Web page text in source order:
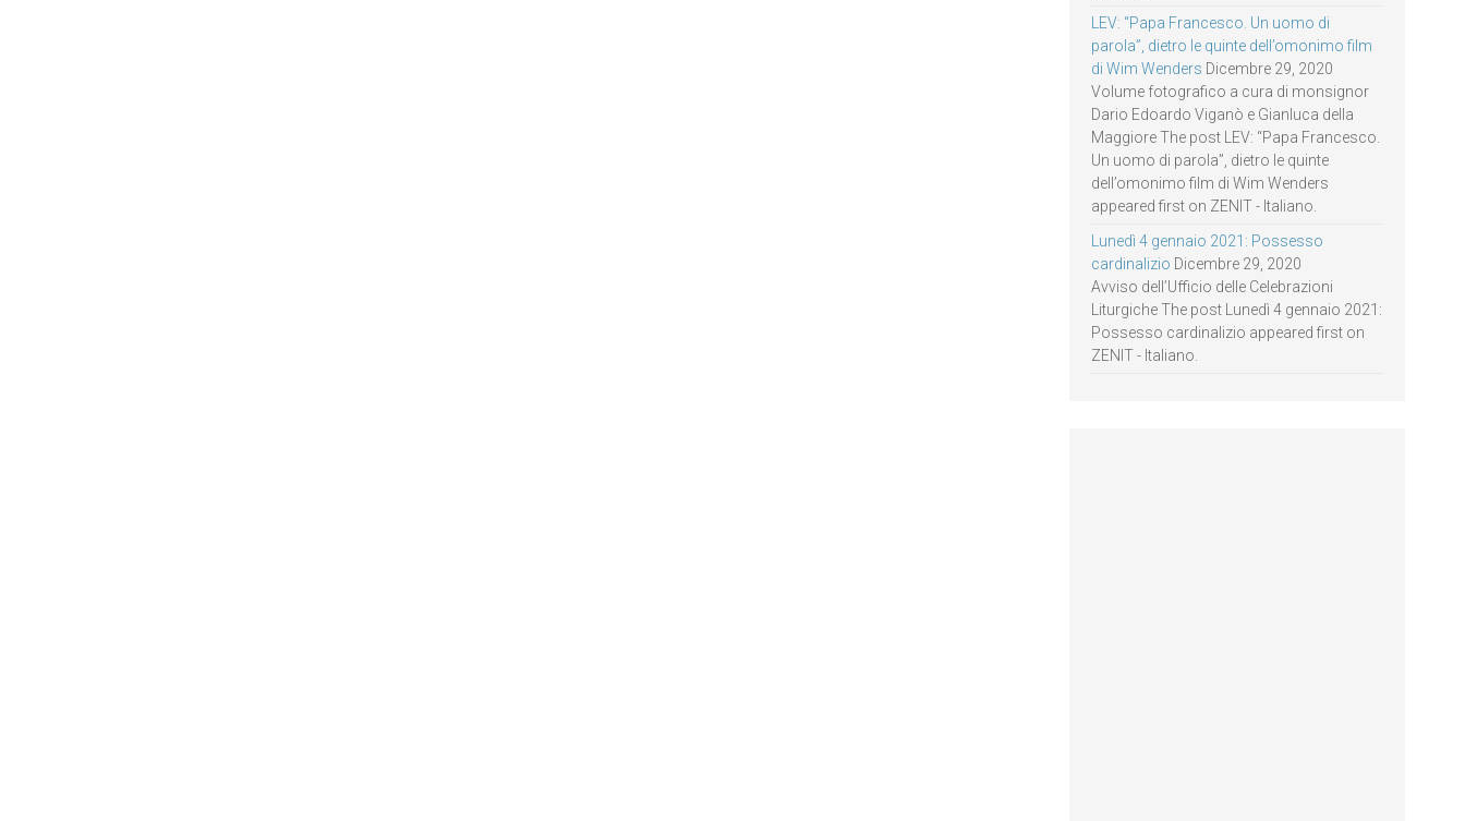
LEV: “Papa Francesco. Un uomo di
parola”, dietro le quinte dell’omonimo film
di Wim Wenders Dicembre 29, 2020
Volume fotografico a cura di monsignor
Dario Edoardo Viganò e Gianluca della
Maggiore The post LEV: “Papa Francesco.
Un uomo di parola”, dietro le quinte
dell’omonimo film di Wim Wenders
appeared first on ZENIT - Italiano.
Lunedì 4 gennaio 2021: Possesso
cardinalizio Dicembre 29, 2020
Avviso dell’Ufficio delle Celebrazioni
Liturgiche The post Lunedì 4 gennaio 2021:
Possesso cardinalizio appeared first on
ZENIT - Italiano.